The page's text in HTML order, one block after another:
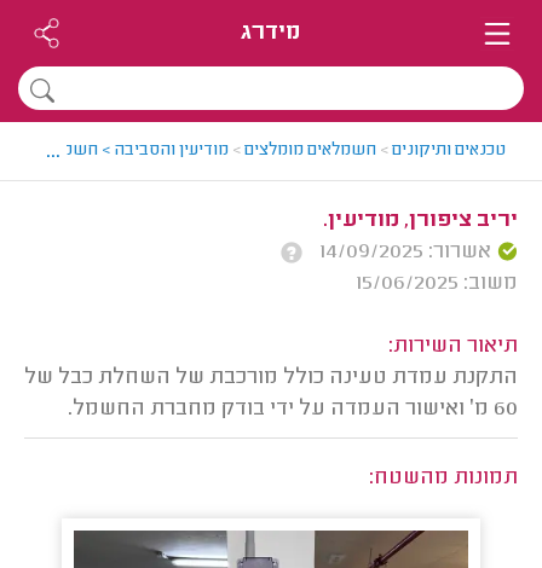
מידרג
טכנאים ותיקונים> חשמלאים מומלצים> מודיעין והסביבה > חשמלאי
...
יריב ציפורן, מודיעין.
אשרור: 14/09/2025
משוב: 15/06/2025
תיאור השירות:
התקנת עמדת טעינה כולל מורכבת של השחלת כבל של
60 מ׳ ואישור העמדה על ידי בודק מחברת החשמל.
תמונות מהשטח: